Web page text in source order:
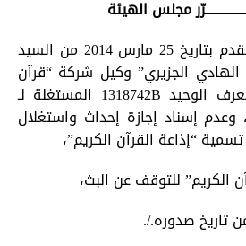
مجلس الهيئة
رفض المطلب المقدم بتاريخ 25 مارس 2014 من السيد
الجزيري” وكيل شركة “قرآن
كريم للإنتاج” ذات المعرف الوحيد 1318742B المستغلة لـ
وعدم إسناد إجازة إحداث واستغلال
“إذاعة القرآن الكريم”،
الكريم” للتوقف عن البث،
تاريخ صدوره./.